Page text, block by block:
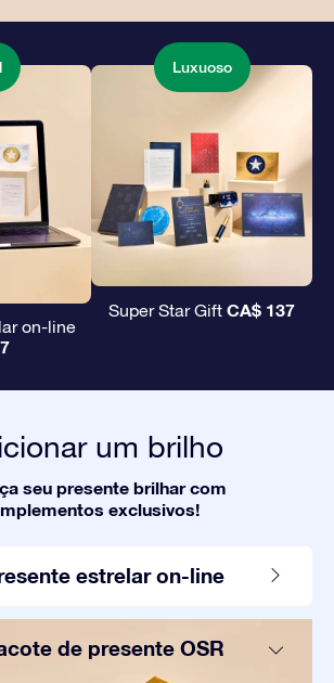
on-line
Luxuoso
Super Star Gift CA$ 137
um brilho
seu presente brilhar com
exclusivos!
estrelar on-line
de presente OSR